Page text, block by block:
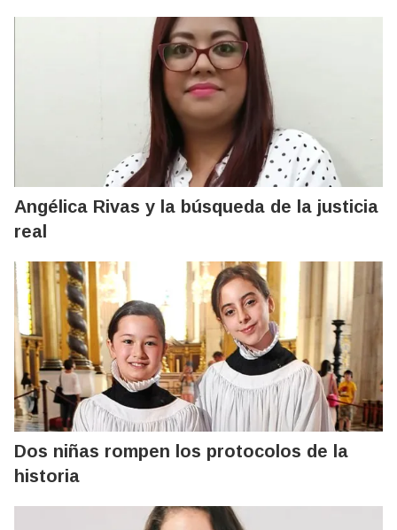
Angélica Rivas y la búsqueda de la justicia
real
Dos niñas rompen los protocolos de la
historia